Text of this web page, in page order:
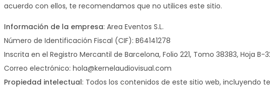
acuerdo con ellos, te recomendamos que no utilices este sitio.
Información de la empresa: Area Eventos S.L.
Número de Identificación Fiscal (CIF): B64141278
Inscrita en el Registro Mercantil de Barcelona, Folio 221, Tomo 38383, Hoja B-
Correo electrónico: hola@kernelaudiovisual.com
Propiedad intelectual: Todos los contenidos de este sitio web, incluyendo